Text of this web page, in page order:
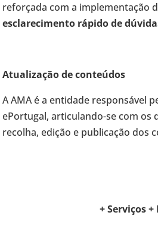
reforçada com a implementação
esclarecimento rápido de
Atualização de conteúdos
A AMA é a entidade responsável
ePortugal, articulando-se com os
recolha, edição e publicação dos
+ Serviços